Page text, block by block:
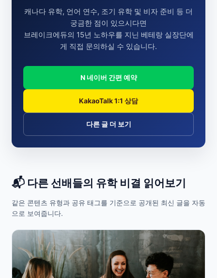
캐나다 유학, 언어 연수, 조기 유학 및 비자 준비 등 더
궁금한 점이 있으시다면
브레이크에듀의 15년 노하우를 지닌 베테랑 실장단에
게 직접 문의하실 수 있습니다.
N 네이버 간편 예약
KakaoTalk 1:1 상담
다른 글 더 보기
📬 다른 선배들의 유학 비결 읽어보기
같은 콘텐츠 유형과 공유 태그를 기준으로 공개된 최신 글을 자동
으로 보여줍니다.